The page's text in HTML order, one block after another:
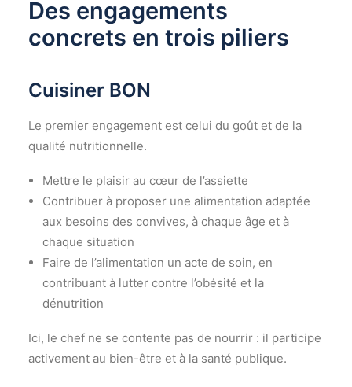
Des engagements
concrets en trois piliers
Cuisiner BON
Le premier engagement est celui du goût et de la
qualité nutritionnelle.
Mettre le plaisir au cœur de l’assiette
Contribuer à proposer une alimentation adaptée
aux besoins des convives, à chaque âge et à
chaque situation
Faire de l’alimentation un acte de soin, en
contribuant à lutter contre l’obésité et la
dénutrition
Ici, le chef ne se contente pas de nourrir : il participe
activement au bien-être et à la santé publique.